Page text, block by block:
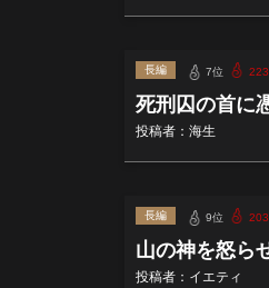
長編 7位 223
死刑囚の首に
投稿者：海生
長編 9位 203
山の神を怒ら
投稿者：イエティ